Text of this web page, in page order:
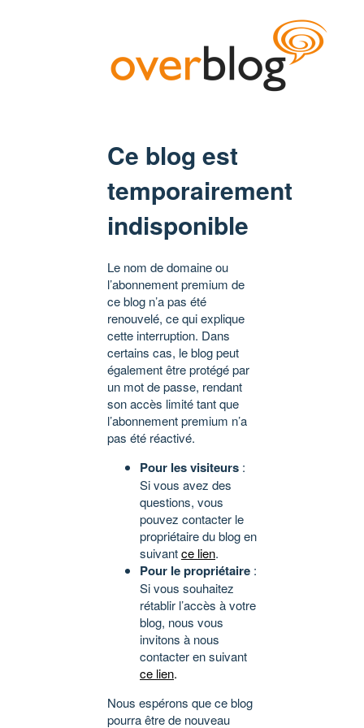
Ce blog est
temporairement
indisponible
Le nom de domaine ou
l’abonnement premium de
ce blog n’a pas été
renouvelé, ce qui explique
cette interruption. Dans
certains cas, le blog peut
également être protégé par
un mot de passe, rendant
son accès limité tant que
l’abonnement premium n’a
pas été réactivé.
Pour les visiteurs :
Si vous avez des
questions, vous
pouvez contacter le
propriétaire du blog en
suivantce lien.
Pour le propriétaire :
Si vous souhaitez
rétablir l’accès à votre
blog, nous vous
invitons à nous
contacter en suivant
ce lien.
Nous espérons que ce blog
pourra être de nouveau